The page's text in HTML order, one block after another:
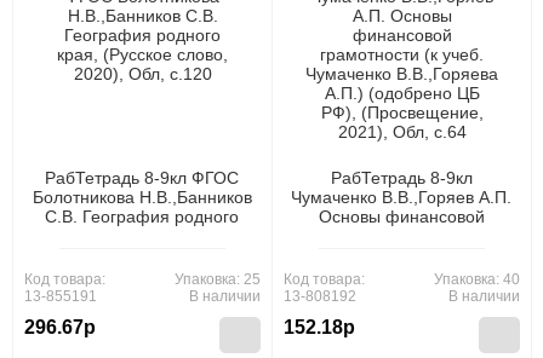
РабТетрадь 8-9кл ФГОС
Болотникова Н.В.,Банников
С.В. География родного
Код товара:
13-855191
296.67р
Упаковка: 25
В наличии
РабТетрадь 8-9кл
Чумаченко В.В.,Горяев А.П.
Основы финансовой
А.П.) (одобрено ЦБ РФ),
(Просвещение, 2021), Обл,
Код товара:
13-808192
152.18р
Упаковка: 40
В наличии